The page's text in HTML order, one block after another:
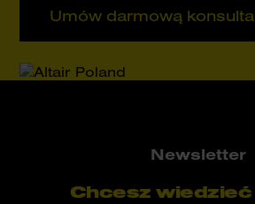
Umów darmową
Newsletter
Chcesz